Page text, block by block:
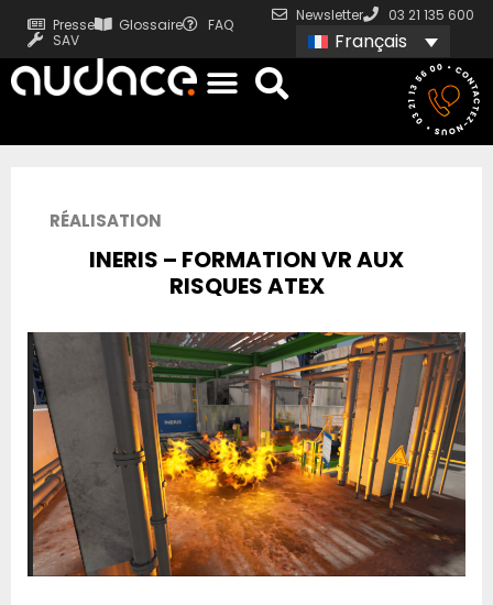
Presse Glossaire
FAQ
SAV
Newsletter 03 21 135 600
Français
RÉALISATION
INERIS – FORMATION VR AUX
RISQUES ATEX